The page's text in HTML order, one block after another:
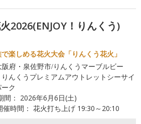
2026(ENJOY！りんくう)
楽しめる花火大会「りんくう花火」
阪府・泉佐野市/りんくうマーブルビー
りんくうプレミアムアウトレットシーサイ
ーク
間： 2026年6月6日(土)
催時間： 花火打ち上げ 19:30～20:10